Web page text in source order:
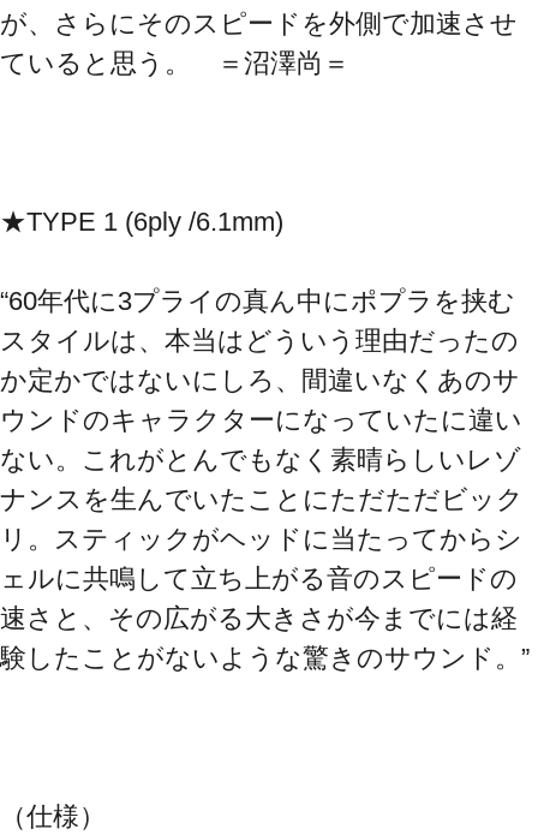
が、さらにそのスピードを外側で加速させ
ていると思う。　＝沼澤尚＝
★TYPE 1 (6ply /6.1mm)
“60年代に3プライの真ん中にポプラを挟む
スタイルは、本当はどういう理由だったの
か定かではないにしろ、間違いなくあのサ
ウンドのキャラクターになっていたに違い
ない。これがとんでもなく素晴らしいレゾ
ナンスを生んでいたことにただただビック
リ。スティックがヘッドに当たってからシ
ェルに共鳴して立ち上がる音のスピードの
速さと、その広がる大きさが今までには経
験したことがないような驚きのサウンド。”
（仕様）